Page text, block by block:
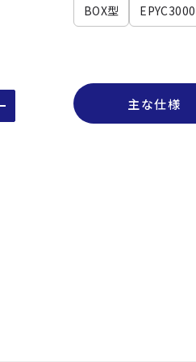
BOX型 EPYC3000
主な仕様